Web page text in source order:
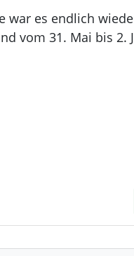
war es endlich
vom 31. Mai bis 2.